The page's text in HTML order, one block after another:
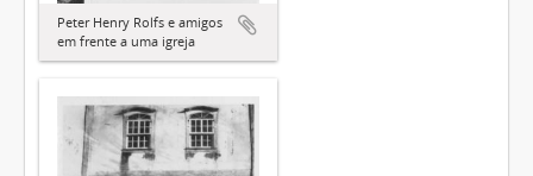
Peter Henry Rolfs e amigos
em frente a uma igreja